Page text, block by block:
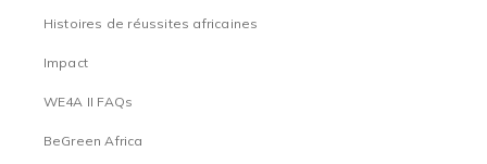
Histoires de réussites africaines
Impact
WE4A II FAQs
BeGreen Africa